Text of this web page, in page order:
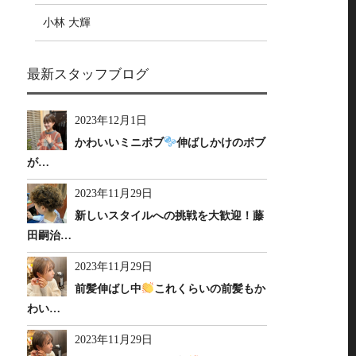
小林 大輝
最新スタッフブログ
2023年12月1日
かわいいミニボブ
伸ばしかけのボブ
が…
2023年11月29日
新しいスタイルへの挑戦を大歓迎！藤
田嗣治…
2023年11月29日
前髪伸ばし中
これくらいの前髪もか
わい…
2023年11月29日